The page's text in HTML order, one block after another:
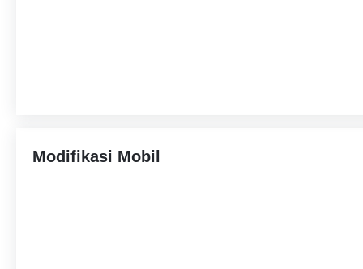
Modifikasi Mobil